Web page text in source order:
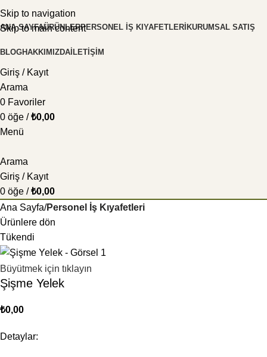
Skip to navigation
Skip to main content
ANA SAYFAÜRÜNLERPERSONEL İŞ KIYAFETLERI KURUMSAL SATIŞ
BLOGHAKKIMIZDA İLETIŞIM
Giriş / Kayıt
Arama
0 Favoriler
0 öğe / ₺0,00
Menü
Arama
Giriş / Kayıt
0 öğe / ₺0,00
Ana Sayfa Personel İş Kıyafetleri
Ürünlere dön
Tükendi
Büyütmek için tıklayın
Şişme Yelek
₺0,00
Detaylar: